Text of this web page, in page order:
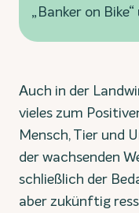
„Banker on
Auch in der
vieles zum
Mensch, Tier und
der wachsenden
schließlich der
aber zukünftig